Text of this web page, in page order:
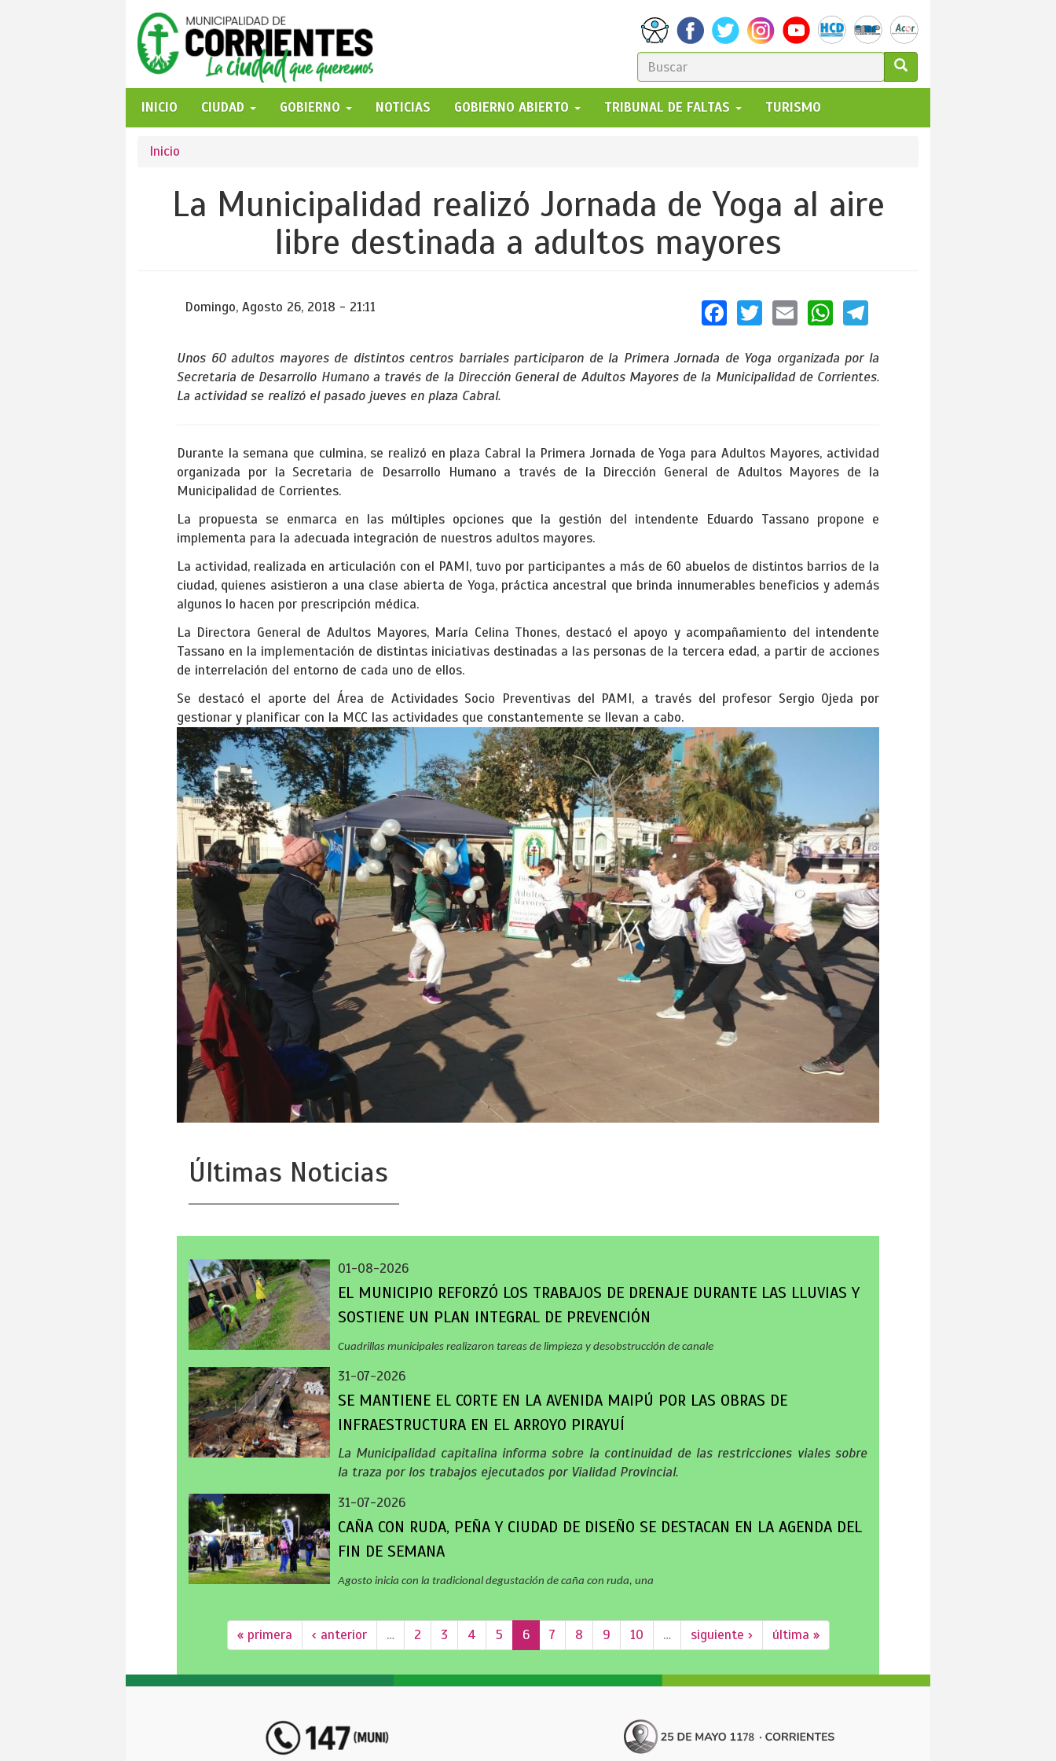
FORMULARIO
DE
BÚSQUEDA
GO!
INICIO
CIUDAD GOBIERNO NOTICIAS GOBIERNO ABIERTO TRIBUNAL DE FALTAS TURISMO
Se
encuentra
usted
Inicio
La Municipalidad realizó Jornada de Yoga al aire
libre destinada a adultos mayores
Domingo, Agosto 26, 2018 - 21:11 Facebook
Twitter
EmailWhatsApp
Telegram
Unos 60 adultos mayores de distintos centros barriales participaron de la Primera Jornada de Yoga organizada por la
Secretaria de Desarrollo Humano a través de la Dirección General de Adultos Mayores de la Municipalidad de Corrientes.
La actividad se realizó el pasado jueves en plaza Cabral.
Durante la semana que culmina, se realizó en plaza Cabral la Primera Jornada de Yoga para Adultos Mayores, actividad
organizada por la Secretaria de Desarrollo Humano a través de la Dirección General de Adultos Mayores de la
Municipalidad de Corrientes.
La propuesta se enmarca en las múltiples opciones que la gestión del intendente Eduardo Tassano propone e
implementa para la adecuada integración de nuestros adultos mayores.
La actividad, realizada en articulación con el PAMI, tuvo por participantes a más de 60 abuelos de distintos barrios de la
ciudad, quienes asistieron a una clase abierta de Yoga, práctica ancestral que brinda innumerables beneficios y además
algunos lo hacen por prescripción médica.
La Directora General de Adultos Mayores, María Celina Thones, destacó el apoyo y acompañamiento del intendente
Tassano en la implementación de distintas iniciativas destinadas a las personas de la tercera edad, a partir de acciones
de interrelación del entorno de cada uno de ellos.
Se destacó el aporte del Área de Actividades Socio Preventivas del PAMI, a través del profesor Sergio Ojeda por
gestionar y planificar con la MCC las actividades que constantemente se llevan a cabo.
Últimas Noticias
01-08-2026
EL MUNICIPIO REFORZÓ LOS TRABAJOS DE DRENAJE DURANTE LAS LLUVIAS Y
SOSTIENE UN PLAN INTEGRAL DE PREVENCIÓN
Cuadrillas municipales realizaron tareas de limpieza y desobstrucción de canale
31-07-2026
SE MANTIENE EL CORTE EN LA AVENIDA MAIPÚ POR LAS OBRAS DE
INFRAESTRUCTURA EN EL ARROYO PIRAYUÍ
La Municipalidad capitalina informa sobre la continuidad de las restricciones viales sobre
la traza por los trabajos ejecutados por Vialidad Provincial.
31-07-2026
CAÑA CON RUDA, PEÑA Y CIUDAD DE DISEÑO SE DESTACAN EN LA AGENDA DEL
FIN DE SEMANA
Agosto inicia con la tradicional degustación de caña con ruda, una
« primera ‹ anterior … 2 3 4 5 6 7 8 9 10 … siguiente › última »